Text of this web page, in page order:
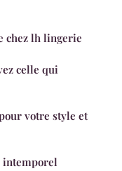
chez lh lingerie
celle qui
votre style et
intemporel